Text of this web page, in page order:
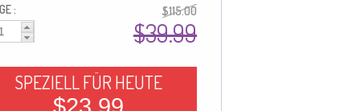
: $115.00
$39.99
SPEZIELL FÜR HEUTE